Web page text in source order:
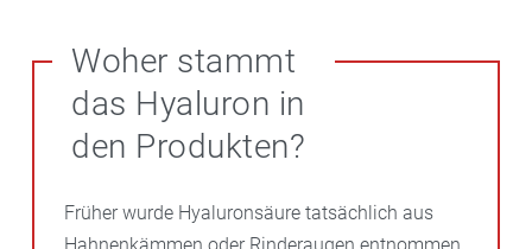
Woher stammt
das Hyaluron in
den Produkten?
Früher wurde Hyaluronsäure tatsächlich aus